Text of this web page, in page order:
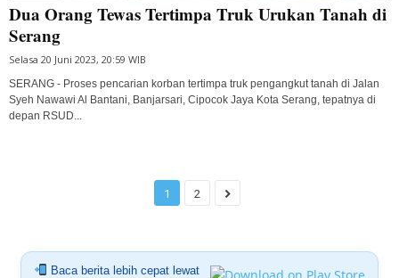
Dua Orang Tewas Tertimpa Truk Urukan Tanah di
Serang
Selasa 20 Juni 2023, 20:59 WIB
SERANG - Proses pencarian korban tertimpa truk pengangkut tanah di Jalan
Syeh Nawawi Al Bantani, Banjarsari, Cipocok Jaya Kota Serang, tepatnya di
depan RSUD...
1 2
Baca berita lebih cepat lewat